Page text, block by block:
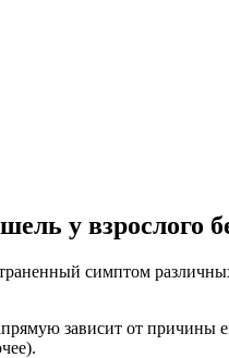
у взрослого
симптом
зависит от причины